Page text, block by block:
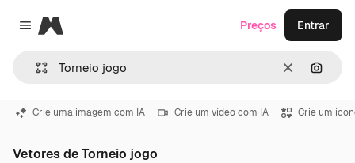
Close menu
Magnific
Limpar
Preços Entrar
Crie uma imagem com IA Crie um vídeo com IA Crie um
Vetores de Torneio jogo